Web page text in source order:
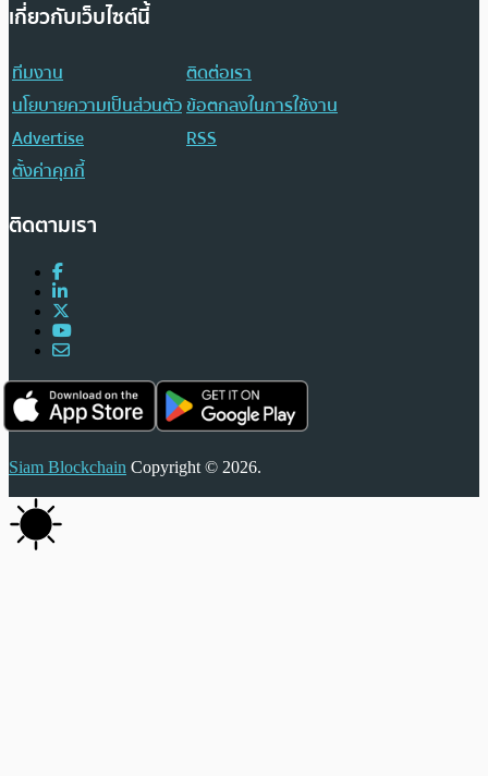
เกี่ยวกับเว็บไซต์นี้
ทีมงาน
ติดต่อเรา
นโยบายความเป็นส่วนตัวข้อตกลงในการใช้งาน
Advertise
RSS
ตั้งค่าคุกกี้
ติดตามเรา
Siam Blockchain Copyright © 2026.